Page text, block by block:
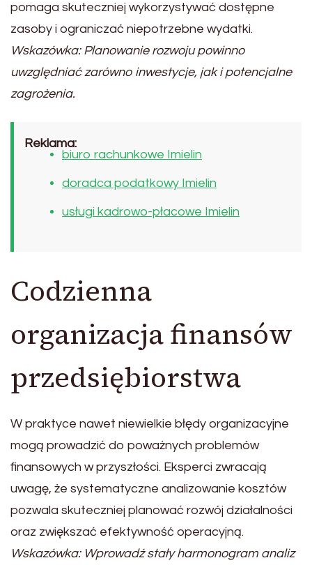
pomaga skuteczniej wykorzystywać dostępne
zasoby i ograniczać niepotrzebne wydatki.
Wskazówka: Planowanie rozwoju powinno
uwzględniać zarówno inwestycje, jak i potencjalne
zagrożenia.
Reklama:
biuro rachunkowe Imielin
doradca podatkowy Imielin
usługi kadrowo-płacowe Imielin
Codzienna
organizacja finansów
przedsiębiorstwa
W praktyce nawet niewielkie błędy organizacyjne
mogą prowadzić do poważnych problemów
finansowych w przyszłości. Eksperci zwracają
uwagę, że systematyczne analizowanie kosztów
pozwala skuteczniej planować rozwój działalności
oraz zwiększać efektywność operacyjną.
Wskazówka: Wprowadź stały harmonogram analiz